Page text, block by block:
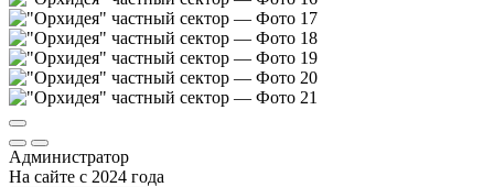
Администратор
На сайте с 2024 года